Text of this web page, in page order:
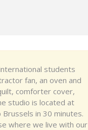
students
fan, an oven and
comforter cover,
studio is located at
in 30 minutes.
where we live with our